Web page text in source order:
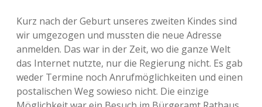
Kurz nach der Geburt unseres zweiten Kindes sind
wir umgezogen und mussten die neue Adresse
anmelden. Das war in der Zeit, wo die ganze Welt
das Internet nutzte, nur die Regierung nicht. Es gab
weder Termine noch Anrufmöglichkeiten und einen
postalischen Weg sowieso nicht. Die einzige